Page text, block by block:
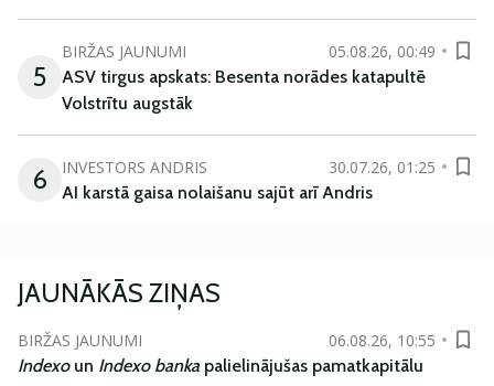
5
BIRŽAS JAUNUMI
05.08.26, 00:49
ASV tirgus apskats: Besenta norādes katapultē
Volstrītu augstāk
6 INVESTORS ANDRIS
30.07.26, 01:25
AI karstā gaisa nolaišanu sajūt arī Andris
JAUNĀKĀS ZIŅAS
BIRŽAS JAUNUMI
06.08.26, 10:55
Indexoun Indexo banka palielinājušas pamatkapitālu